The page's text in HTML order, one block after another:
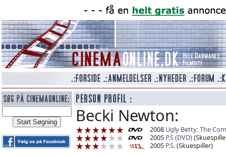
Becki Newton:
2008 Ugly Betty: The
2005 P.S (DVD)
2005 P.S.(Skuespiller)